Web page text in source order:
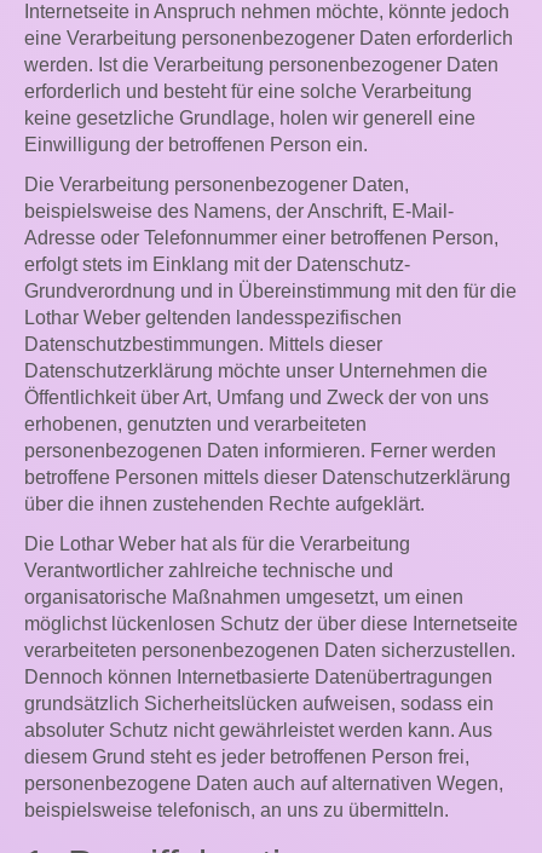
Internetseite in Anspruch nehmen möchte, könnte jedoch
eine Verarbeitung personenbezogener Daten erforderlich
werden. Ist die Verarbeitung personenbezogener Daten
erforderlich und besteht für eine solche Verarbeitung
keine gesetzliche Grundlage, holen wir generell eine
Einwilligung der betroffenen Person ein.
Die Verarbeitung personenbezogener Daten,
beispielsweise des Namens, der Anschrift, E-Mail-
Adresse oder Telefonnummer einer betroffenen Person,
erfolgt stets im Einklang mit der Datenschutz-
Grundverordnung und in Übereinstimmung mit den für die
Lothar Weber geltenden landesspezifischen
Datenschutzbestimmungen. Mittels dieser
Datenschutzerklärung möchte unser Unternehmen die
Öffentlichkeit über Art, Umfang und Zweck der von uns
erhobenen, genutzten und verarbeiteten
personenbezogenen Daten informieren. Ferner werden
betroffene Personen mittels dieser Datenschutzerklärung
über die ihnen zustehenden Rechte aufgeklärt.
Die Lothar Weber hat als für die Verarbeitung
Verantwortlicher zahlreiche technische und
organisatorische Maßnahmen umgesetzt, um einen
möglichst lückenlosen Schutz der über diese Internetseite
verarbeiteten personenbezogenen Daten sicherzustellen.
Dennoch können Internetbasierte Datenübertragungen
grundsätzlich Sicherheitslücken aufweisen, sodass ein
absoluter Schutz nicht gewährleistet werden kann. Aus
diesem Grund steht es jeder betroffenen Person frei,
personenbezogene Daten auch auf alternativen Wegen,
beispielsweise telefonisch, an uns zu übermitteln.